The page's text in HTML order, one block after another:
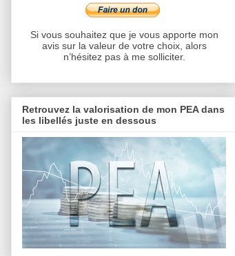
Si vous souhaitez que je vous apporte mon
avis sur la valeur de votre choix, alors
n’hésitez pas à me solliciter.
Retrouvez la valorisation de mon PEA dans
les libellés juste en dessous